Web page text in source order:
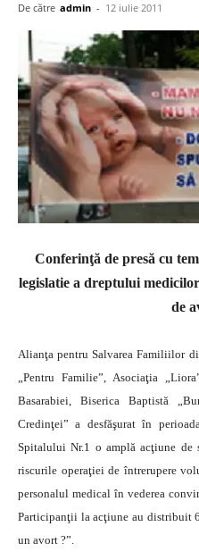
De către admin - 12 iulie 2011
Conferinţă de presă cu
legislatie a dreptului
de
Alianţa pentru Salvarea Familiilor
„Pentru Familie”, Asociaţia
Basarabiei, Biserica Baptistă
Credinţei” a desfăşurat în
Spitalului Nr.1 o amplă acţiune de
riscurile operaţiei de întrerupere
personalul medical în vederea
Participanţii la acţiune au distribuit
un avort ?”.